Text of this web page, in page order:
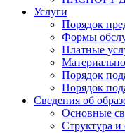
Услуги
Порядок
Формы
Платные
Порядок
Порядок
Сведения об
Основные
Структура и